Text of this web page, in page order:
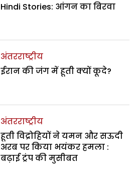
Hindi Stories: आंगन का बिरवा
अंतरराष्ट्रीय
ईरान की जंग में हूती क्यों कूदे?
अंतरराष्ट्रीय
हूती विद्रोहियों ने यमन और सऊदी
अरब पर किया भयंकर हमला :
बढ़ाई ट्रंप की मुसीबत